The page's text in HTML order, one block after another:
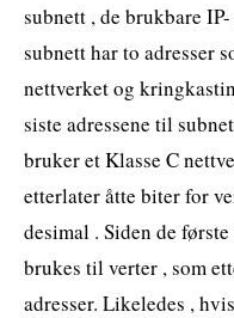
subnett , de brukbare
subnett har to adresser
nettverket og
siste adressene til
bruker et Klasse C
etterlater åtte biter for
desimal . Siden de
brukes til verter , som
adresser. Likeledes ,